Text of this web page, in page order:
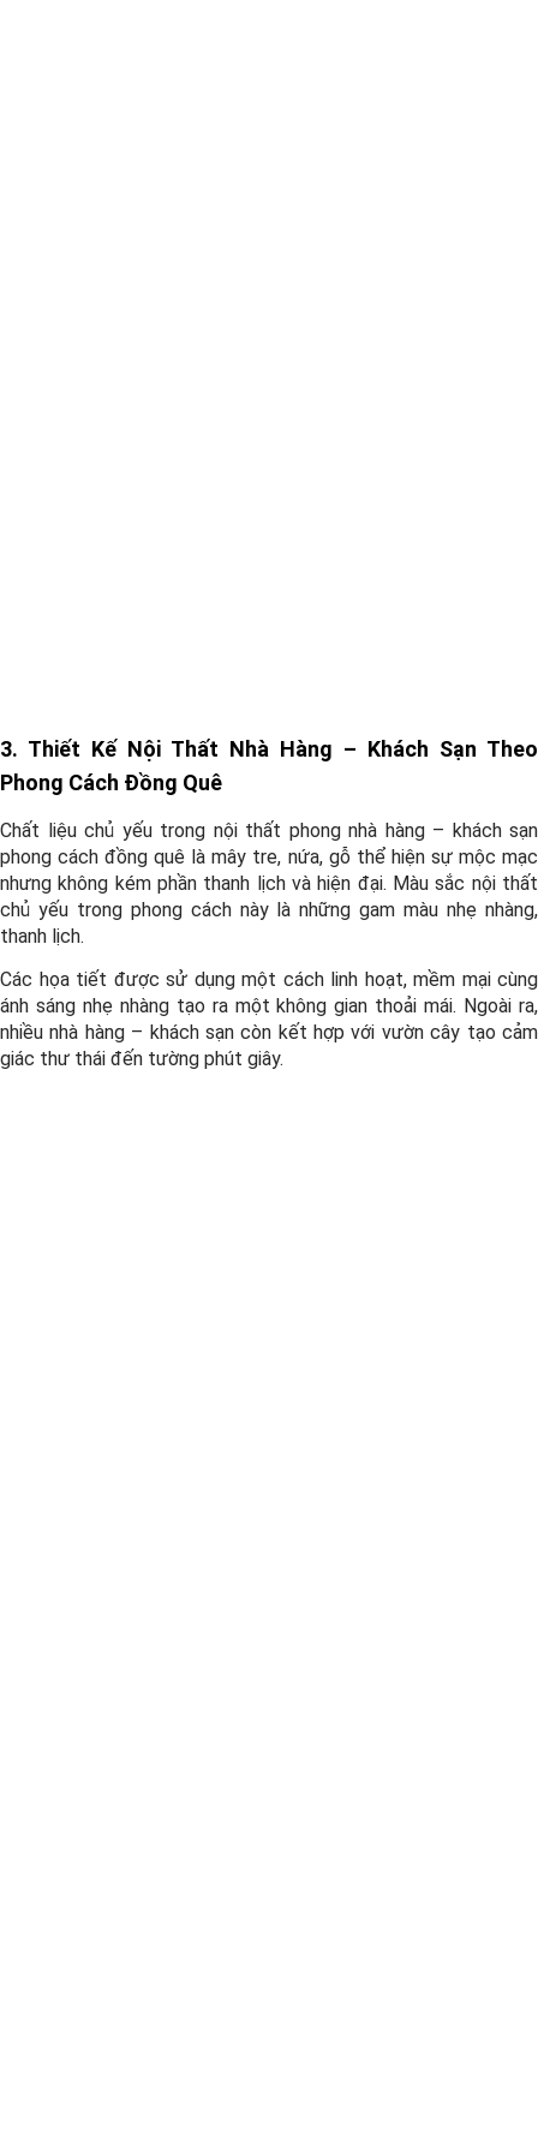
3. Thiết Kế Nội Thất Nhà Hàng – Khách Sạn Theo
Phong Cách Đồng Quê
Chất liệu chủ yếu trong nội thất phong nhà hàng – khách sạn
phong cách đồng quê là mây tre, nứa, gỗ thể hiện sự mộc mạc
nhưng không kém phần thanh lịch và hiện đại. Màu sắc nội thất
chủ yếu trong phong cách này là những gam màu nhẹ nhàng,
thanh lịch.
Các họa tiết được sử dụng một cách linh hoạt, mềm mại cùng
ánh sáng nhẹ nhàng tạo ra một không gian thoải mái. Ngoài ra,
nhiều nhà hàng – khách sạn còn kết hợp với vườn cây tạo cảm
giác thư thái đến tường phút giây.